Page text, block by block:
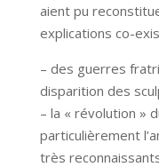
aient pu
explications co-
– des guerres
disparition des
– la « révolution »
particulièrement
très